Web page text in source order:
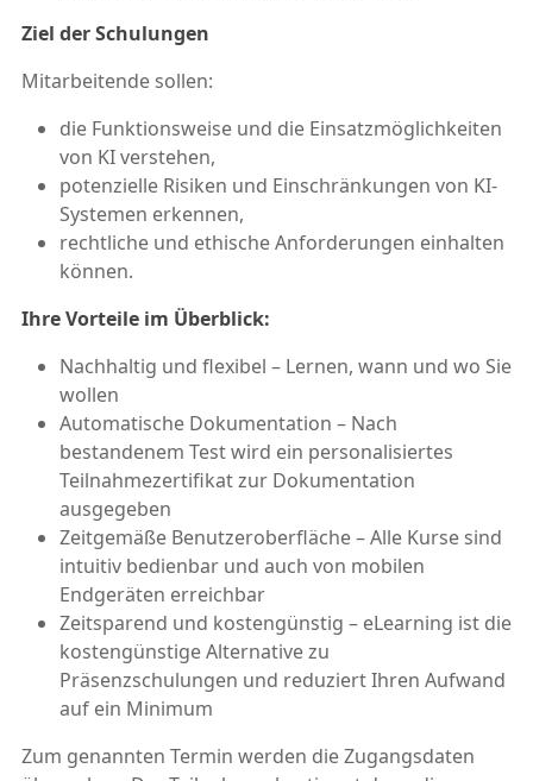
Ziel der Schulungen
Mitarbeitende sollen:
die Funktionsweise und die Einsatzmöglichkeiten
von KI verstehen,
potenzielle Risiken und Einschränkungen von KI-
Systemen erkennen,
rechtliche und ethische Anforderungen einhalten
können.
Ihre Vorteile im Überblick:
Nachhaltig und flexibel – Lernen, wann und wo Sie
wollen
Automatische Dokumentation – Nach
bestandenem Test wird ein personalisiertes
Teilnahmezertifikat zur Dokumentation
ausgegeben
Zeitgemäße Benutzeroberfläche – Alle Kurse sind
intuitiv bedienbar und auch von mobilen
Endgeräten erreichbar
Zeitsparend und kostengünstig – eLearning ist die
kostengünstige Alternative zu
Präsenzschulungen und reduziert Ihren Aufwand
auf ein Minimum
Zum genannten Termin werden die Zugangsdaten